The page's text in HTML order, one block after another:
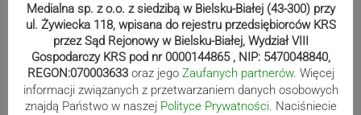
Medialna sp. z o.o. z siedzibą w Bielsku-Białej (43-300) przy
ul. Żywiecka 118, wpisana do rejestru przedsiębiorców KRS
przez Sąd Rejonowy w Bielsku-Białej, Wydział VIII
Gospodarczy KRS pod nr 0000144865 , NIP: 5470048840,
REGON:070003633 oraz jego Zaufanych partnerów. Więcej
informacji związanych z przetwarzaniem danych osobowych
znajdą Państwo w naszej Polityce Prywatności. Naciśniecie